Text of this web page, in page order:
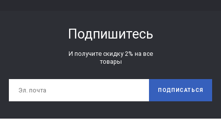
Подпишитесь
И получите скидку 2% на все
товары
ПОДПИСАТЬСЯ